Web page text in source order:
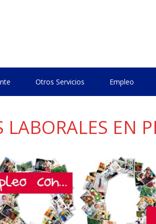
Otros Servicios Empleo
LABORALES EN